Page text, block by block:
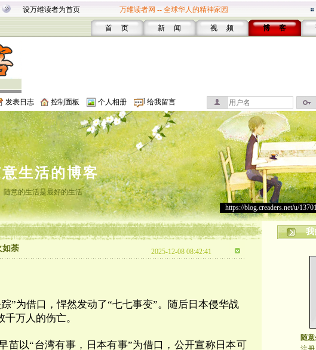
设万维读者为首页 万维读者网 -- 全球华人的精神家园
首 页 新 闻 视 频 博 客
发表日志 控制面板 个人相册 给我留言
生活的博客
随意的生活是最好的生活
https://blog.creaders.net/u/
如荼 2025-12-08 08:42:41
”为借口，悍然发动了“七七事变”。随后日本侵华战
万人的伤亡。
苗以“台湾有事，日本有事”为借口，公开宣称日本可
我
随